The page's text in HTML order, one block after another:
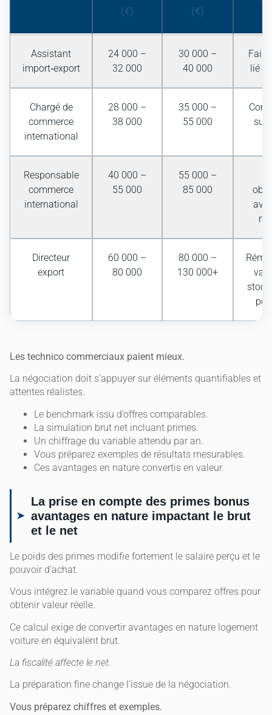
(€)
(€)
Assistant
import‑export
24 000 –
32 000
30 000 –
40 000
lié à
Chargé de
commerce
international
28 000 –
38 000
35 000 –
55 000
sur
Responsable
commerce
international
40 000 –
55 000
55 000 –
85 000
Directeur
export
60 000 –
80 000
80 000 –
130 000+
Les technico commerciaux paient mieux.
La négociation doit s’appuyer sur éléments quantifiables et
attentes réalistes.
Le benchmark issu d’offres comparables.
La simulation brut net incluant primes.
Un chiffrage du variable attendu par an.
Vous préparez exemples de résultats mesurables.
Ces avantages en nature convertis en valeur.
La prise en compte des primes bonus
avantages en nature impactant le brut
et le net
Le poids des primes modifie fortement le salaire perçu et le
pouvoir d’achat.
Vous intégrez le variable quand vous comparez offres pour
obtenir valeur réelle.
Ce calcul exige de convertir avantages en nature logement
voiture en équivalent brut.
La fiscalité affecte le net.
La préparation fine change l’issue de la négociation.
Vous préparez chiffres et exemples.